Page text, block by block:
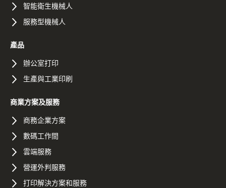
智能衛生機械人
服務型機械人
產品
辦公室打印
生產與工業印刷
商業方案及服務
商務企業方案
數碼工作間
雲端服務
營運外判服務
打印解決方案和服務